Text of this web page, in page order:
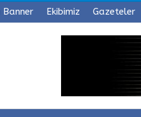
Banner Ekibimiz Gazeteler